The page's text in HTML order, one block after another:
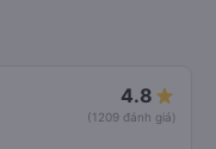
4.8
(1209 đánh giá)